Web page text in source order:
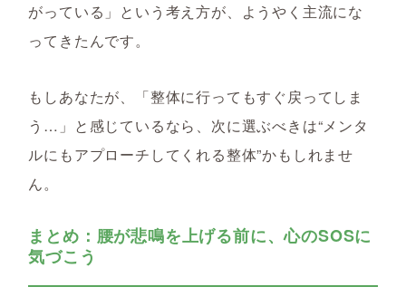
がっている」という考え方が、ようやく主流にな
ってきたんです。
もしあなたが、「整体に行ってもすぐ戻ってしま
う…」と感じているなら、次に選ぶべきは“メンタ
ルにもアプローチしてくれる整体”かもしれませ
ん。
まとめ：腰が悲鳴を上げる前に、心のSOSに
気づこう